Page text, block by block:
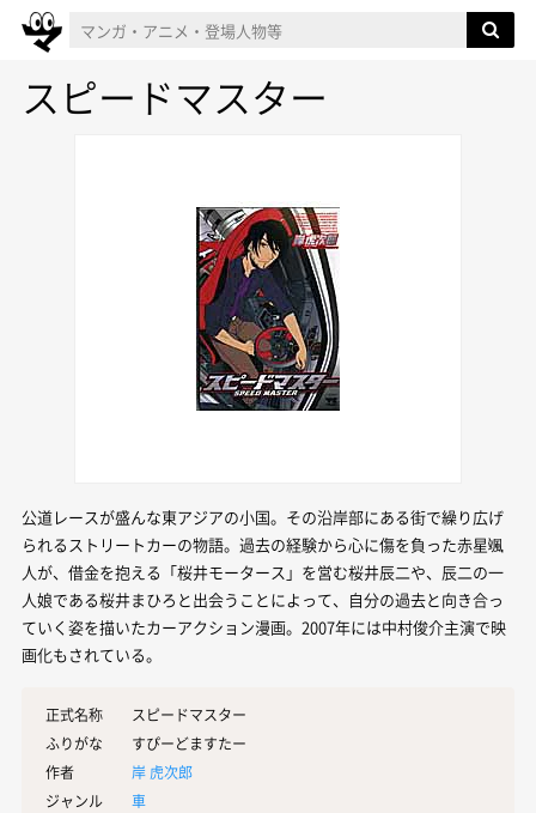
スピードマスター
公道レースが盛んな東アジアの小国。その沿岸部にある街で繰り広げ
られるストリートカーの物語。過去の経験から心に傷を負った赤星颯
人が、借金を抱える「桜井モータース」を営む桜井辰二や、辰二の一
人娘である桜井まひろと出会うことによって、自分の過去と向き合っ
ていく姿を描いたカーアクション漫画。2007年には中村俊介主演で映
画化もされている。
正式名称
スピードマスター
ふりがな
すぴーどますたー
作者
岸 虎次郎
ジャンル
車